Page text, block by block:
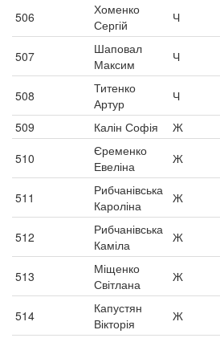
506
Хоменко
Сергій
Ч
507
Шаповал
Максим
Ч
508
Титенко
Артур
Ч
509
Калін Софія Ж
510
Єременко
Евеліна
Ж
511
Рибчанівська
Кароліна
Ж
512
Рибчанівська
Каміла
Ж
513
Міщенко
Світлана
Ж
514
Капустян
Вікторія
Ж